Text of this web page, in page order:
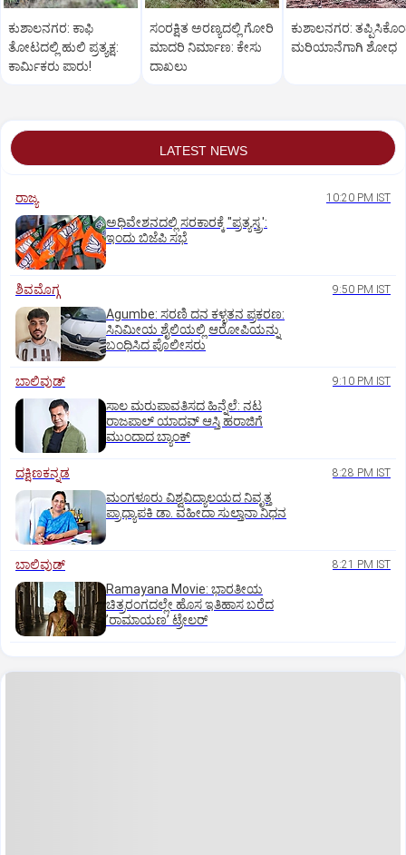
ಕುಶಾಲನಗರ: ಕಾಫಿ
ತೋಟದಲ್ಲಿ ಹುಲಿ ಪ್ರತ್ಯಕ್ಷ:
ಕಾರ್ಮಿಕರು ಪಾರು!
ಸಂರಕ್ಷಿತ ಅರಣ್ಯದಲ್ಲಿ ಗೋರಿ
ಮಾದರಿ ನಿರ್ಮಾಣ: ಕೇಸು
ದಾಖಲು
ಕುಶಾಲನಗರ:
ಮರಿಯಾನೆಗಾಗಿ ಶೋಧ
LATEST NEWS
ರಾಜ್ಯ 10:20 PM IST
ಅಧಿವೇಶನದಲ್ಲಿ ಸರಕಾರಕ್ಕೆ "ಪ್ರತ್ಯಸ್ತ್ರ':
ಇಂದು ಬಿಜೆಪಿ ಸಭೆ
ಶಿವಮೊಗ್ಗ 9:50 PM IST
Agumbe: ಸರಣಿ ದನ ಕಳ್ಳತನ ಪ್ರಕರಣ:
ಸಿನಿಮೀಯ ಶೈಲಿಯಲ್ಲಿ ಆರೋಪಿಯನ್ನು
ಬಂಧಿಸಿದ ಪೊಲೀಸರು
ಬಾಲಿವುಡ್‌ 9:10 PM IST
ಸಾಲ ಮರುಪಾವತಿಸದ ಹಿನ್ನೆಲೆ: ನಟ
ರಾಜಪಾಲ್ ಯಾದವ್‌ ಆಸ್ತಿ ಹರಾಜಿಗೆ
ಮುಂದಾದ ಬ್ಯಾಂಕ್
ದಕ್ಷಿಣಕನ್ನಡ 8:28 PM IST
ಮಂಗಳೂರು ವಿಶ್ವವಿದ್ಯಾಲಯದ ನಿವೃತ್ತ
ಪ್ರಾಧ್ಯಾಪಕಿ ಡಾ. ವಹೀದಾ ಸುಲ್ತಾನಾ ನಿಧನ
ಬಾಲಿವುಡ್‌ 8:21 PM IST
Ramayana Movie: ಭಾರತೀಯ
ಚಿತ್ರರಂಗದಲ್ಲೇ ಹೊಸ ಇತಿಹಾಸ ಬರೆದ
ʼರಾಮಾಯಣʼ ಟ್ರೇಲರ್